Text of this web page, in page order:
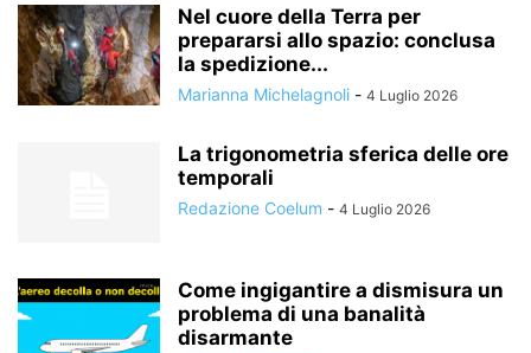
Nel cuore della Terra per
prepararsi allo spazio: conclusa
la spedizione...
Marianna Michelagnoli - 4 Luglio 2026
La trigonometria sferica delle ore
temporali
Redazione Coelum - 4 Luglio 2026
Come ingigantire a dismisura un
problema di una banalità
disarmante